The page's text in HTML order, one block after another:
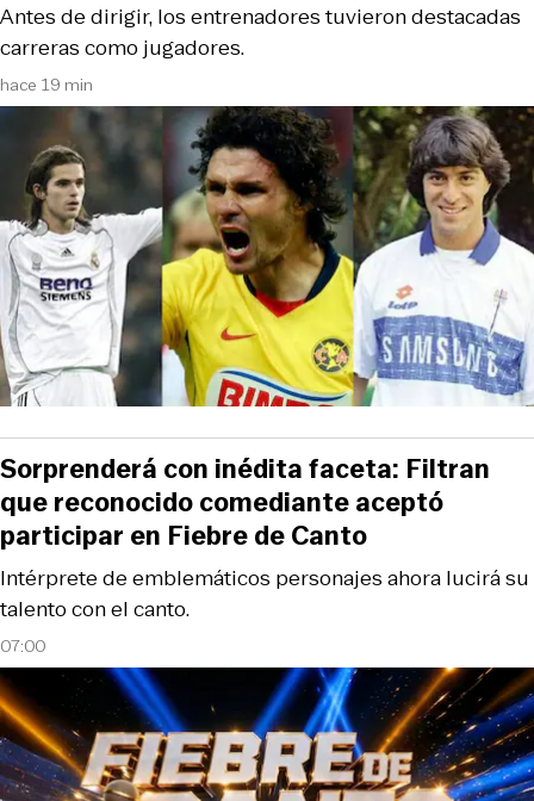
hace 19 min
Antes de dirigir, los entrenadores tuvieron destacadas
carreras como jugadores.
07:00
Intérprete de emblemáticos personajes ahora lucirá su
talento con el canto.
Sorprenderá con inédita faceta: Filtran
que reconocido comediante aceptó
participar en Fiebre de Canto